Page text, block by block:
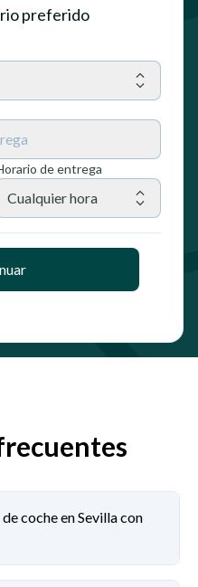
preferido
de entrega
Cualquier hora
coche en Sevilla con